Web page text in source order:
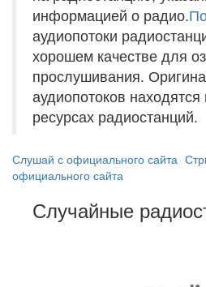
информацией о радио.
аудиопотоки
хорошем качестве для
прослушивания.
аудиопотоков
ресурсах радиостанций.
Слушай с официального сайта
официального сайта
Случайные